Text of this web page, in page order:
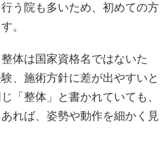
う院も多いため、初めての方
。
体は国家資格名ではないた
、施術方針に差が出やすいと
「整体」と書かれていても、
れば、姿勢や動作を細かく見